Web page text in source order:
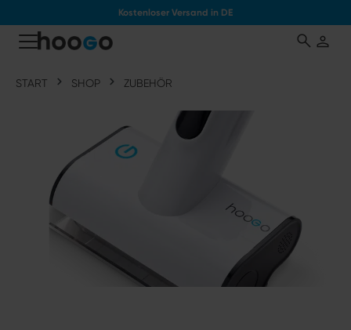
Kostenloser Versand in DE
START SHOP ZUBEHÖR